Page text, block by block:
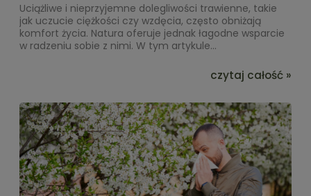
Uciążliwe i nieprzyjemne dolegliwości trawienne, takie
jak uczucie ciężkości czy wzdęcia, często obniżają
komfort życia. Natura oferuje jednak łagodne wsparcie
w radzeniu sobie z nimi. W tym artykule...
czytaj całość »